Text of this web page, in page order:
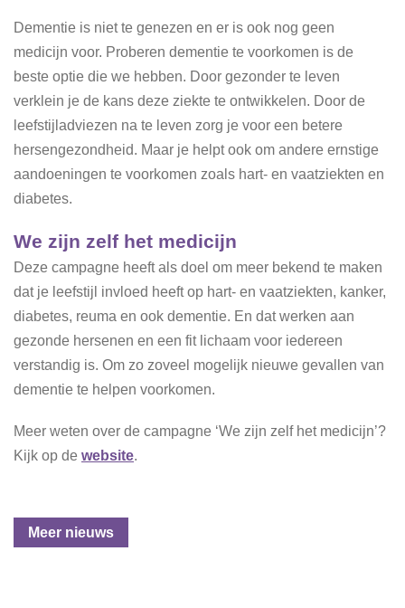
Dementie is niet te genezen en er is ook nog geen
medicijn voor. Proberen dementie te voorkomen is de
beste optie die we hebben. Door gezonder te leven
verklein je de kans deze ziekte te ontwikkelen. Door de
leefstijladviezen na te leven zorg je voor een betere
hersengezondheid. Maar je helpt ook om andere ernstige
aandoeningen te voorkomen zoals hart- en vaatziekten en
diabetes.
We zijn zelf het medicijn
Deze campagne heeft als doel om meer bekend te maken
dat je leefstijl invloed heeft op hart- en vaatziekten, kanker,
diabetes, reuma en ook dementie. En dat werken aan
gezonde hersenen en een fit lichaam voor iedereen
verstandig is. Om zo zoveel mogelijk nieuwe gevallen van
dementie te helpen voorkomen.
Meer weten over de campagne ‘We zijn zelf het medicijn’?
Kijk op de website.
Meer nieuws